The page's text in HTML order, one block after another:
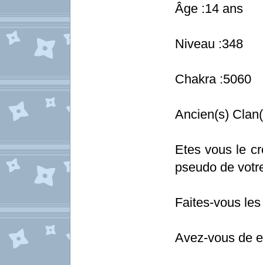
Âge :14 ans
Niveau :348
Chakra :5060
Ancien(s)
Etes vous le
pseudo de
Faites-vous
Avez-vous de